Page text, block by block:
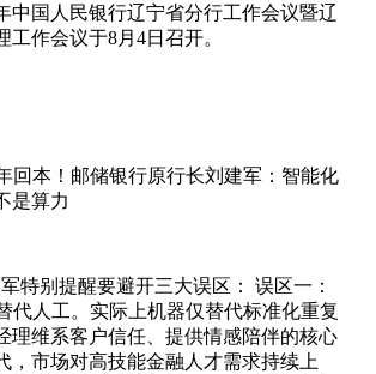
中国人民银行辽宁省分行工作会议暨辽
工作会议于8月4日召开。
回本！邮储银行原行长刘建军：智能化
是算力
特别提醒要避开三大误区： 误区一：
代人工。实际上机器仅替代标准化重复
理维系客户信任、提供情感陪伴的核心
，市场对高技能金融人才需求持续上